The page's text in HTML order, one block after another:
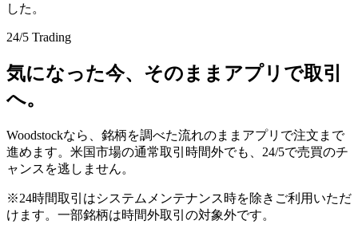
した。
24/5 Trading
気になった今、そのままアプリで取引
へ。
Woodstockなら、銘柄を調べた流れのままアプリで注文まで
進めます。米国市場の通常取引時間外でも、24/5で売買のチ
ャンスを逃しません。
※24時間取引はシステムメンテナンス時を除きご利用いただ
けます。一部銘柄は時間外取引の対象外です。